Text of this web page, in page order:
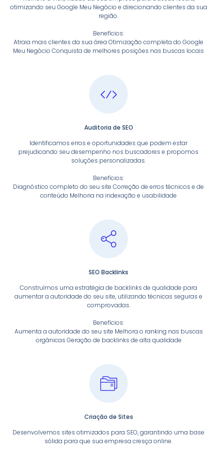
otimizando seu Google Meu Negócio e direcionando clientes da sua
região.
Benefícios:
Atraia mais clientes da sua área Otimização completa do Google
Meu Negócio Conquista de melhores posições nas buscas locais
Auditoria de SEO
Identificamos erros e oportunidades que podem estar
prejudicando seu desempenho nos buscadores e propomos
soluções personalizadas.
Benefícios:
Diagnóstico completo do seu site Correção de erros técnicos e de
conteúdo Melhoria na indexação e usabilidade
SEO Backlinks
Construímos uma estratégia de backlinks de qualidade para
aumentar a autoridade do seu site, utilizando técnicas seguras e
comprovadas.
Benefícios:
Aumenta a autoridade do seu site Melhora o ranking nas buscas
orgânicas Geração de backlinks de alta qualidade
Criação de Sites
Desenvolvemos sites otimizados para SEO, garantindo uma base
sólida para que sua empresa cresça online.